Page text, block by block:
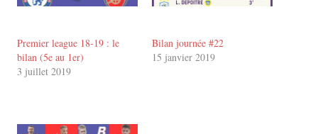
Premier league 18-19 : le
bilan (5e au 1er)
3 juillet 2019
Bilan journée #22
15 janvier 2019